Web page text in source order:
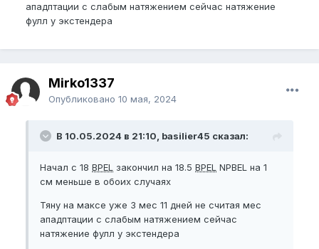
ападптации с слабым натяжением сейчас натяжение
фулл у экстендера
Mirko1337
Опубликовано 10 мая, 2024
В 10.05.2024 в 21:10, basilier45 сказал:
Начал с 18 BPEL закончил на 18.5 BPEL NPBEL на 1
см меньше в обоих случаях
Тяну на максе уже 3 мес 11 дней не считая мес
ападптации с слабым натяжением сейчас
натяжение фулл у экстендера